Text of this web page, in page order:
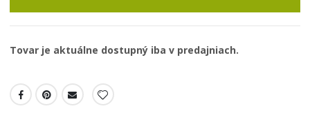
Tovar je aktuálne dostupný iba v predajniach.